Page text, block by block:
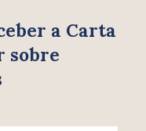
a Carta
sobre